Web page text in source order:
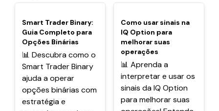
POPULARES
Smart Trader Binary:
Guia Completo para
Opções Binárias
📊 Descubra como o
Smart Trader Binary
ajuda a operar
opções binárias com
estratégia e
POPULARES
Como usar sinais na
IQ Option para
melhorar suas
operações
📊 Aprenda a
interpretar e usar os
sinais da IQ Option
para melhorar suas